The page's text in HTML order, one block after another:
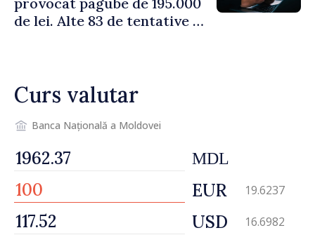
de lei. Alte 83 de tentative au
Curs valutar
Banca Națională a Moldovei
MDL
EUR 19.6237
USD 16.6982